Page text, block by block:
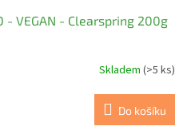
- VEGAN - Clearspring 200g
Skladem (>5 ks)
Do košíku